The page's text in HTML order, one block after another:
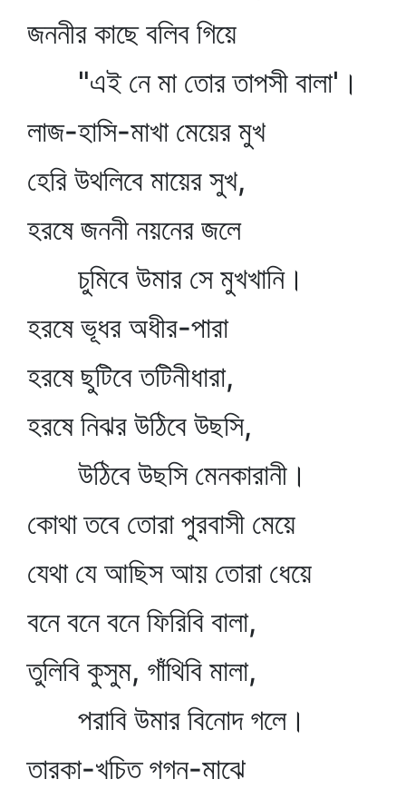
জননীর কাছে বলিব গিয়ে
"এই নে মা তোর তাপসী বালা'।
লাজ-হাসি-মাখা মেয়ের মুখ
হেরি উথলিবে মায়ের সুখ,
হরষে জননী নয়নের জলে
চুমিবে উমার সে মুখখানি।
হরষে ভূধর অধীর-পারা
হরষে ছুটিবে তটিনীধারা,
হরষে নিঝর উঠিবে উছসি,
উঠিবে উছসি মেনকারানী।
কোথা তবে তোরা পুরবাসী মেয়ে
যেথা যে আছিস আয় তোরা ধেয়ে
বনে বনে বনে ফিরিবি বালা,
তুলিবি কুসুম, গাঁথিবি মালা,
পরাবি উমার বিনোদ গলে।
তারকা-খচিত গগন-মাঝে